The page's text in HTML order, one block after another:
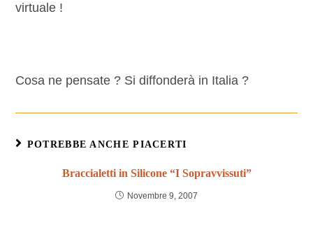
virtuale !
Cosa ne pensate ? Si diffonderà in Italia ?
POTREBBE ANCHE PIACERTI
Braccialetti in Silicone “I Sopravvissuti”
Novembre 9, 2007